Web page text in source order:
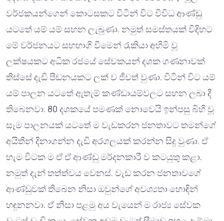
වර්ජකයන්ගෙන් කොටසකට විටින් විට විවිධ ආණ්ඩු
යටතේ යම් යම් සහන ලැබුණා. නමුත් සමස්තයක් විදිහට
මේ වර්ජනයට සහභාගි වීමෙන් රැකියා අහිමි වූ
ලක්ෂයකට අධික රජයේ සේවකයන් දශක ගණනාවක්
තිස්සේ දැඩි පීඩනයකට ලක් ව ජීවත් වුණා. විටින් විට යම්
යම් පාලන යටතේ ඇතැම් කණ්ඩායම්වලට සහන ලබා දී
තිබෙනවා. 80 දශකයේ පමණක් නොවෙයි ඉන්පසු බිහි වූ
සෑම පාලනයක් යටතේ ම වැඩකරන ජනතාවට තමන්ගේ
අයිතීන් දිනාගන්න දැඩි අරගලයක් කරන්න සිදු වුණා. ඒ
හැම විටක ම ඒ ඒ ආණ්ඩු මර්දනකාරී ව කටයුතු කළා.
නමුත් දැන් තත්ත්වය වෙනස්. වැඩ කරන ජනතාවගේ
ආණ්ඩුවක් තිබෙන නිසා ඔවුන්ගේ අවශ්‍යතා හොඳින්
හඳුනනවා. ඒ නිසා පළමු අය වැයෙන් ම රාජ්‍ය සේවක